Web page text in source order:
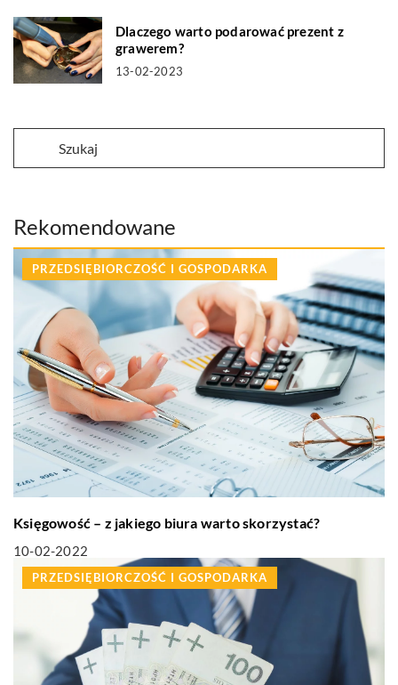
Dlaczego warto podarować prezent z
grawerem?
13-02-2023
Rekomendowane
PRZEDSIĘBIORCZOŚĆ I GOSPODARKA
Księgowość – z jakiego biura warto skorzystać?
10-02-2022
PRZEDSIĘBIORCZOŚĆ I GOSPODARKA